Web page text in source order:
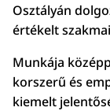
Osztályán
értékelt
Munkája
korszerű és
kiemelt